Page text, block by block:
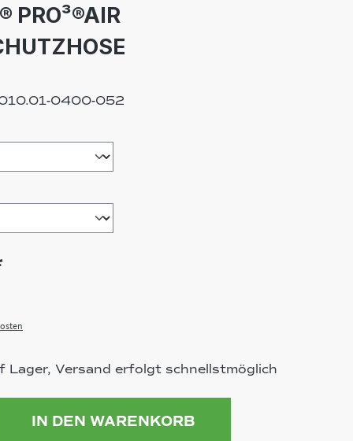
PRO³®AIR
0400-052
Lager, Versand erfolgt schnellstmöglich
Gib den gewünschten Wert
IN DEN WARENKORB